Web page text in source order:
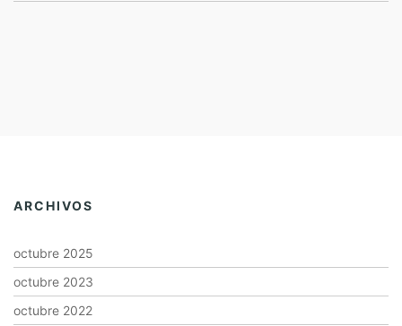
ARCHIVOS
octubre 2025
octubre 2023
octubre 2022